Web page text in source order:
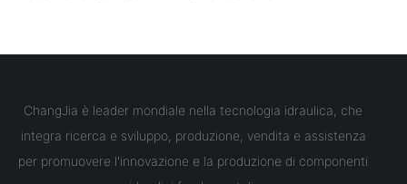
ChangJia è leader mondiale nella tecnologia idraulica, che
integra ricerca e sviluppo, produzione, vendita e assistenza
per promuovere l'innovazione e la produzione di componenti